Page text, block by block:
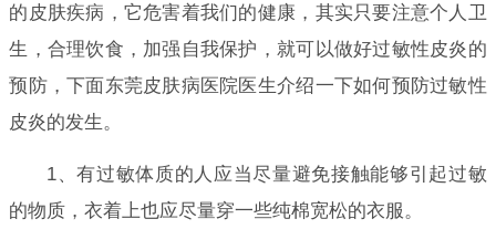
的皮肤疾病，它危害着我们的健康，其实只要注意个人卫
生，合理饮食，加强自我保护，就可以做好过敏性皮炎的
预防，下面东莞皮肤病医院医生介绍一下如何预防过敏性
皮炎的发生。
1、有过敏体质的人应当尽量避免接触能够引起过敏
的物质，衣着上也应尽量穿一些纯棉宽松的衣服。